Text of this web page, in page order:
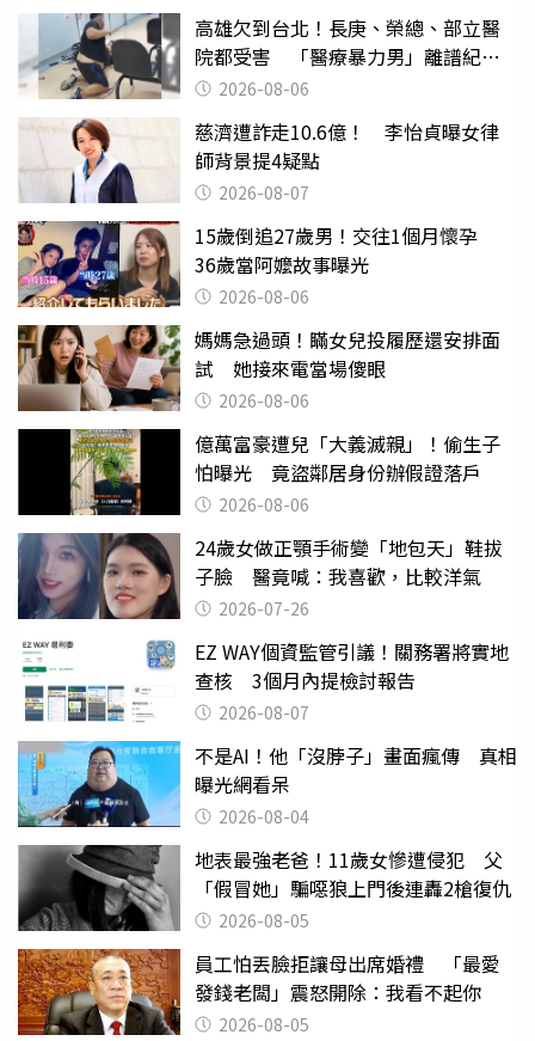
高雄欠到台北！長庚、榮總、部立醫
院都受害 「醫療暴力男」離譜紀錄
曝光2026-08-06
慈濟遭詐走10.6億！ 李怡貞曝女律
師背景提4疑點
2026-08-07
15歲倒追27歲男！交往1個月懷孕
36歲當阿嬤故事曝光
2026-08-06
媽媽急過頭！瞞女兒投履歷還安排面
試 她接來電當場傻眼
2026-08-06
億萬富豪遭兒「大義滅親」！偷生子
怕曝光 竟盜鄰居身份辦假證落戶
2026-08-06
24歲女做正顎手術變「地包天」鞋拔
子臉 醫竟喊：我喜歡，比較洋氣
2026-07-26
EZ WAY個資監管引議！關務署將實地
查核 3個月內提檢討報告
2026-08-07
不是AI！他「沒脖子」畫面瘋傳 真相
曝光網看呆
2026-08-04
地表最強老爸！11歲女慘遭侵犯 父
「假冒她」騙噁狼上門後連轟2槍復仇
2026-08-05
員工怕丟臉拒讓母出席婚禮 「最愛
發錢老闆」震怒開除：我看不起你
2026-08-05